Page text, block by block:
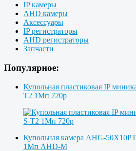
IP камеры
AHD камеры
Аксессуары
IP регистраторы
AHD регистраторы
Запчасти
Популярное:
Купольная пластиковая IP
T2 1Мп 720p
Купольная камера AHG-
1Мп AHD-M